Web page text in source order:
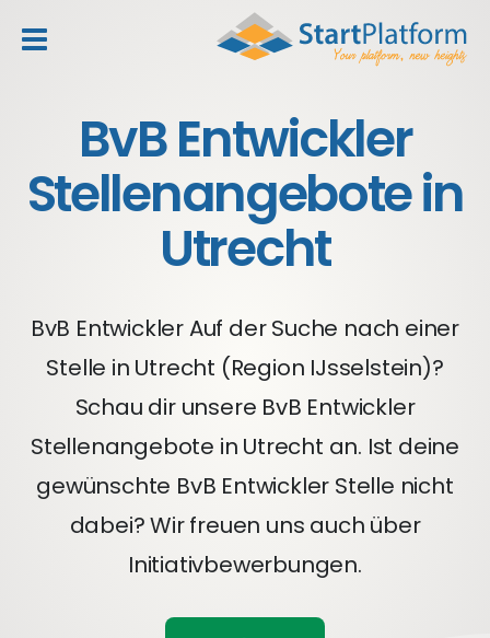
BvB Entwickler
Stellenangebote in
Utrecht
BvB Entwickler Auf der Suche nach einer
Stelle in Utrecht (Region IJsselstein)?
Schau dir unsere BvB Entwickler
Stellenangebote in Utrecht an. Ist deine
gewünschte BvB Entwickler Stelle nicht
dabei? Wir freuen uns auch über
Initiativbewerbungen.
header_toggle_navigation